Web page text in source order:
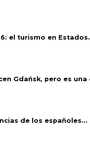
el turismo en
Gdańsk, pero es una
de los españoles...